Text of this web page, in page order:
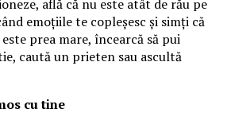
află că nu este atât de rău pe
emoțiile te copleșesc și simți că
prea mare, încearcă să pui
caută un prieten sau ascultă
cu tine